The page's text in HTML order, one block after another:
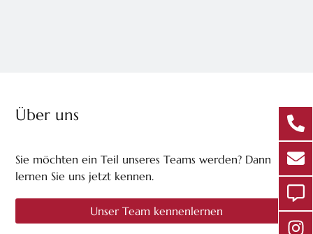
Über uns
Sie möchten ein Teil unseres Teams werden? Dann
lernen Sie uns jetzt kennen.
Unser Team kennenlernen